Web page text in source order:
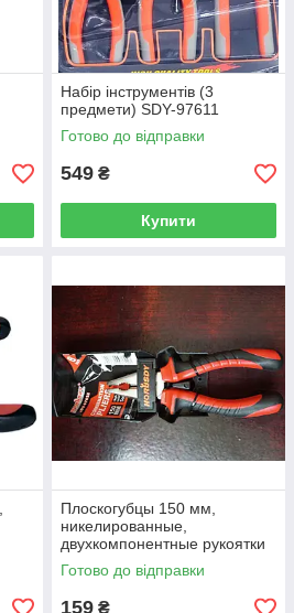
Набір інструментів (3
предмети) SDY-97611
Готово до відправки
549 ₴
Купити
Плоскогубцы 150 мм,
никелированные,
двухкомпонентные рукоятки
HORUSDY
Готово до відправки
159 ₴